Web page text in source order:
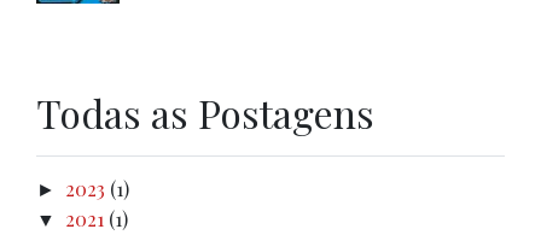
Todas as Postagens
► 2023 (1)
▼ 2021 (1)